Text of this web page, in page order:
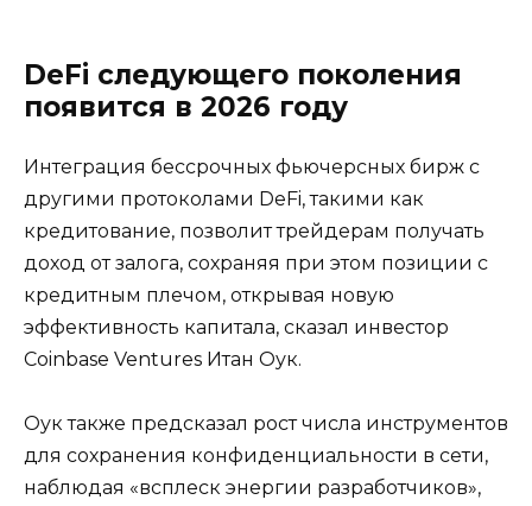
DeFi следующего поколения
появится в 2026 году
Интеграция бессрочных фьючерсных бирж с
другими протоколами DeFi, такими как
кредитование, позволит трейдерам получать
доход от залога, сохраняя при этом позиции с
кредитным плечом, открывая новую
эффективность капитала, сказал инвестор
Coinbase Ventures Итан Оук.
Оук также предсказал рост числа инструментов
для сохранения конфиденциальности в сети,
наблюдая «всплеск энергии разработчиков»,